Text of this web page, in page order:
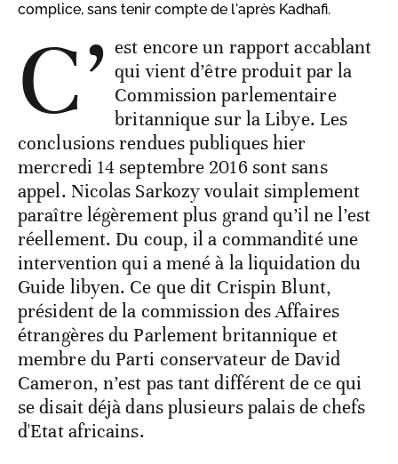
complice, sans tenir compte de l'après Kadhafi.
C’ est encore un rapport accablant
qui vient d’être produit par la
Commission parlementaire
britannique sur la Libye. Les
conclusions rendues publiques hier
mercredi 14 septembre 2016 sont sans
appel. Nicolas Sarkozy voulait simplement
paraître légèrement plus grand qu’il ne l’est
réellement. Du coup, il a commandité une
intervention qui a mené à la liquidation du
Guide libyen. Ce que dit Crispin Blunt,
président de la commission des Affaires
étrangères du Parlement britannique et
membre du Parti conservateur de David
Cameron, n’est pas tant différent de ce qui
se disait déjà dans plusieurs palais de chefs
d'Etat africains.